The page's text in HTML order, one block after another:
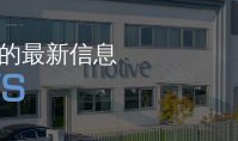
最新信息